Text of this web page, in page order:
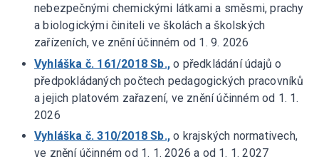
nebezpečnými chemickými látkami a směsmi, prachy
a biologickými činiteli ve školách a školských
zařízeních, ve znění účinném od 1. 9. 2026
Vyhláška č. 161/2018 Sb., o předkládání údajů o
předpokládaných počtech pedagogických pracovníků
a jejich platovém zařazení, ve znění účinném od 1. 1.
2026
Vyhláška č. 310/2018 Sb., o krajských normativech,
ve znění účinném od 1. 1. 2026 a od 1. 1. 2027